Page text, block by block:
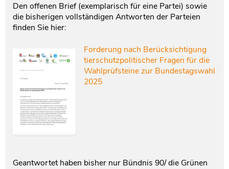
Den offenen Brief (exemplarisch für eine Partei) sowie
die bisherigen vollständigen Antworten der Parteien
finden Sie hier:
Forderung nach Berücksichtigung
tierschutzpolitischer Fragen für die
Wahlprüfsteine zur Bundestagswahl
2025
Geantwortet haben bisher nur Bündnis 90/ die Grünen